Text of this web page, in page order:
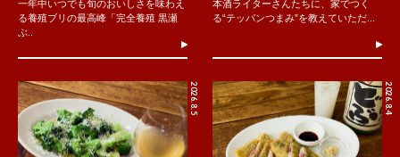
一年中いつでも旬のおいしさを味わえ
る養殖ブリの最高峰「完全養殖 黒瀬
ぶ..
本酒ライターさんたちに、家でつく
る“テッパンつまみ”を教えていただ...
2026.8.5 2026.8.4